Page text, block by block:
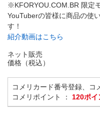
※KFORYOU.COM.BR 限定
YouTuberの皆様に商品の使
す！
紹介動画はこちら
ネット販売
価格（税込）
コメリカード番号登録、コ
コメリポイント ： 120ポイ